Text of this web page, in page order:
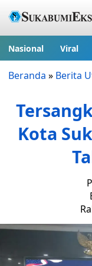
Nasional Viral
Beranda » Berita
Kota